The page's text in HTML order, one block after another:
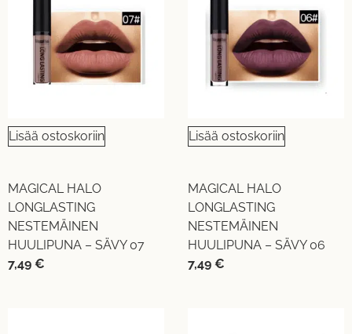
Lisää ostoskoriin
MAGICAL HALO
LONGLASTING
NESTEMÄINEN
HUULIPUNA – SÄVY 07
7,49 €
Lisää ostoskoriin
MAGICAL HALO
LONGLASTING
NESTEMÄINEN
HUULIPUNA – SÄVY 06
7,49 €